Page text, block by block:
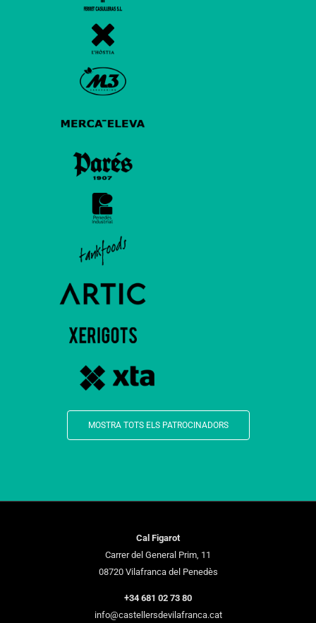
MOSTRA TOTS ELS PATROCINADORS
Cal Figarot
Carrer del General Prim, 11
08720 Vilafranca del Penedès
+34 681 02 73 80
info@castellersdevilafranca.cat